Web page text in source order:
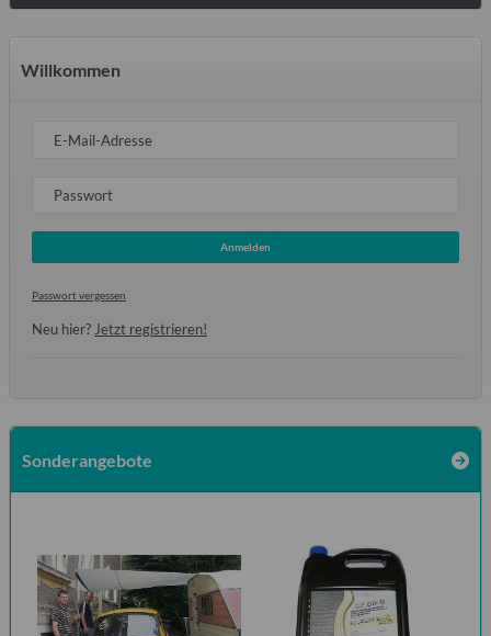
Willkommen
E-Mail-Adresse
Passwort
Anmelden
Passwort vergessen
Neu hier?Jetzt registrieren!
Sonderangebote